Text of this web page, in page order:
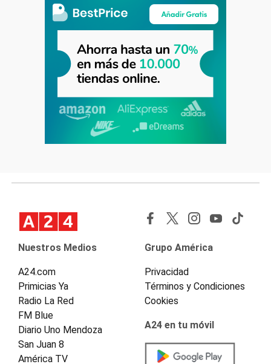
Nuestros Medios
A24.com
Primicias Ya
Radio La Red
FM Blue
Diario Uno Mendoza
San Juan 8
América TV
Grupo América
Privacidad
Términos y Condiciones
Cookies
A24 en tu móvil